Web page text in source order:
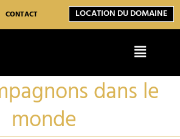
CONTACT LOCATION DU DOMAINE
Menu
dans le
monde